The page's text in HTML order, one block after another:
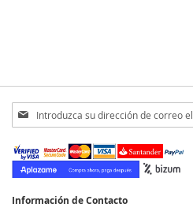
Inscríbase
a
nuestro
boletín
de
Información de Contacto